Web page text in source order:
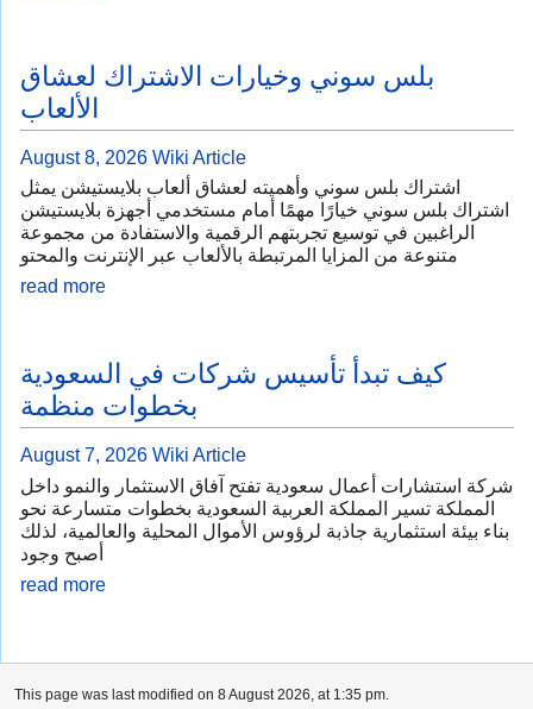
بلس سوني وخيارات الاشتراك لعشاق
الألعاب
August 8, 2026 Wiki Article
اشتراك بلس سوني وأهميته لعشاق ألعاب بلايستيشن يمثل
اشتراك بلس سوني خيارًا مهمًا أمام مستخدمي أجهزة بلايستيشن
الراغبين في توسيع تجربتهم الرقمية والاستفادة من مجموعة
متنوعة من المزايا المرتبطة بالألعاب عبر الإنترنت والمحتو
read more
كيف تبدأ تأسيس شركات في السعودية
بخطوات منظمة
August 7, 2026 Wiki Article
شركة استشارات أعمال سعودية تفتح آفاق الاستثمار والنمو داخل
المملكة تسير المملكة العربية السعودية بخطوات متسارعة نحو
بناء بيئة استثمارية جاذبة لرؤوس الأموال المحلية والعالمية، لذلك
أصبح وجود
read more
This page was last modified on 8 August 2026, at 1:35 pm.